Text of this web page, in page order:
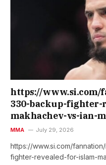
https://www.si.com/
330-backup-
makhachev-vs-ian-
MMA July 29, 2026
https://www.si.com/
fighter-revealed-for-islam-